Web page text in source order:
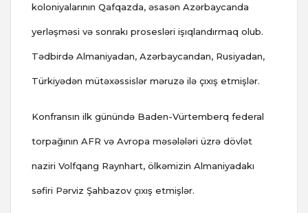
koloniyalarının Qafqazda, əsasən Azərbaycanda
yerləşməsi və sonrakı prosesləri işıqlandırmaq olub.
Tədbirdə Almaniyadan, Azərbaycandan, Rusiyadan,
Türkiyədən mütəxəssislər məruzə ilə çıxış etmişlər.
Konfransın ilk günündə Baden-Vürtemberq federal
torpağının AFR və Avropa məsələləri üzrə dövlət
naziri Volfqang Raynhart, ölkəmizin Almaniyadakı
səfiri Pərviz Şahbazov çıxış etmişlər.